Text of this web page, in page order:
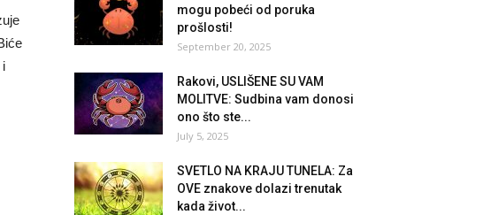
i
mogu pobeći od poruka
prošlosti!
September 20, 2025
Rakovi, USLIŠENE SU VAM
MOLITVE: Sudbina vam donosi
ono što ste...
July 5, 2025
SVETLO NA KRAJU TUNELA: Za
OVE znakove dolazi trenutak
kada život...